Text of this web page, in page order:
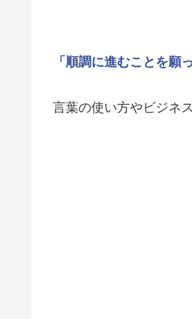
「順調に進むことを願
言葉の使い方やビジネ